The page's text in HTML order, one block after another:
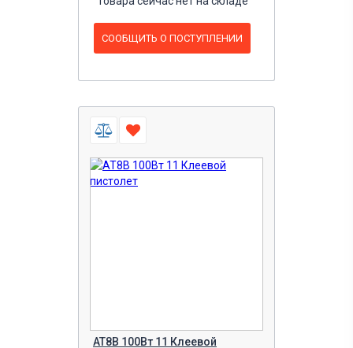
СООБЩИТЬ О ПОСТУПЛЕНИИ
AT8B 100Вт 11 Клеевой